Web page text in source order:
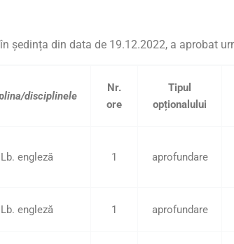
ședința din data de 19.12.2022, a aprobat
/disciplinele
Nr.
ore
Tipul
opționalului
Lb. engleză 1 aprofundare
Lb. engleză 1 aprofundare